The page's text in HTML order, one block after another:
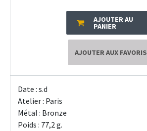
AJOUTER AU
PANIER
AJOUTER AUX FAVORIS
Date : s.d
Atelier : Paris
Métal : Bronze
Poids : 77,2 g.